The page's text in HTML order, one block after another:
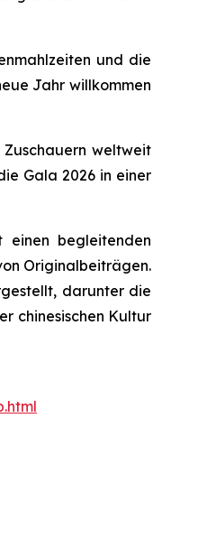
und die
Jahr willkommen
weltweit
Gala 2026 in einer
einen begleitenden
Originalbeiträgen.
darunter die
chinesischen Kultur